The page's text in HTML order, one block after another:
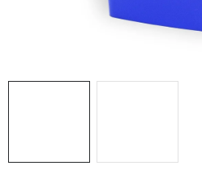
Podmienky o ochrane osobných